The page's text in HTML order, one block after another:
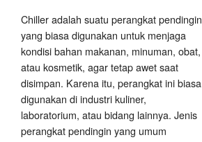
Chiller adalah suatu perangkat pendingin
yang biasa digunakan untuk menjaga
kondisi bahan makanan, minuman, obat,
atau kosmetik, agar tetap awet saat
disimpan. Karena itu, perangkat ini biasa
digunakan di industri kuliner,
laboratorium, atau bidang lainnya. Jenis
perangkat pendingin yang umum